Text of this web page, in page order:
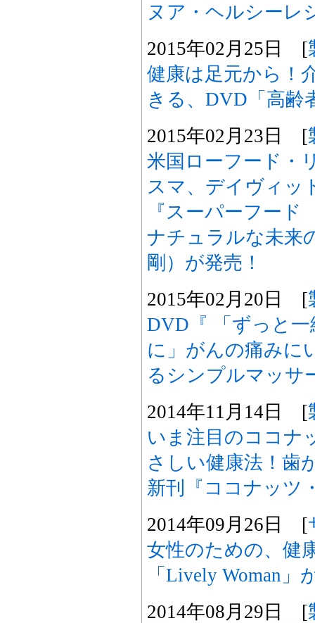
ヌア・ヘルシーレ
2015年02月25日 [
健康は足元から！
きる、DVD「高齢
2015年02月23日 [
米国ローフード・
スマ、デイヴィッ
『スーパーフー
ナチュラルな未来
剛）が発売！
2015年02月20日 [
DVD『 「ずっと
に」がんの痛みに
るシンプルマッサ
2014年11月14日 [
いま注目のココナ
さしい健康法！歯
新刊『ココナッツ
2014年09月26日 [
女性のための、健
「Lively Woman
2014年08月29日 [